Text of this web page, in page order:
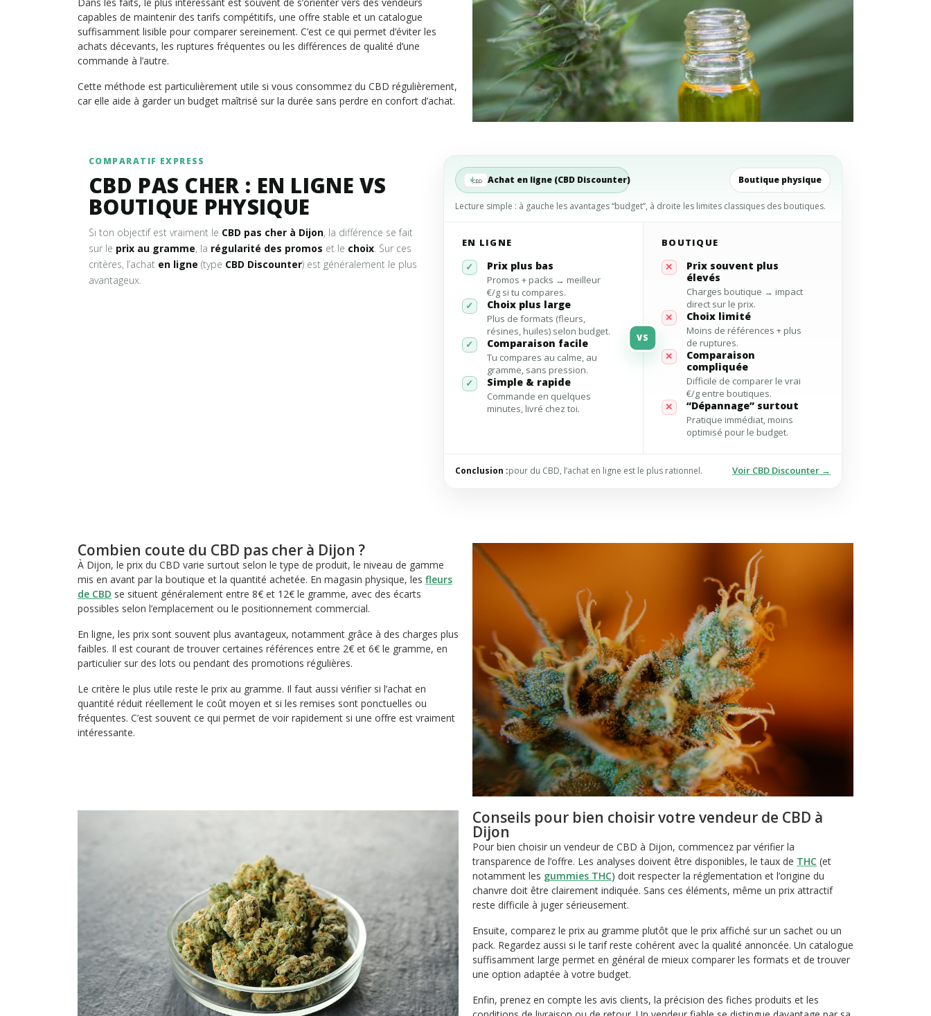
capables de maintenir des tarifs compétitifs, une offre stable et un catalogue
suffisamment lisible pour comparer sereinement. C’est ce qui permet d’éviter les
achats décevants, les ruptures fréquentes ou les différences de qualité d’une
commande à l’autre.
Cette méthode est particulièrement utile si vous consommez du CBD régulièrement,
car elle aide à garder un budget maîtrisé sur la durée sans perdre en confort d’achat.
COMPARATIF EXPRESS
CBD PAS CHER : EN LIGNE VS
BOUTIQUE PHYSIQUE
Si ton objectif est vraiment le CBD pas cher à Dijon, la différence se fait
sur le prix au gramme, la régularité des promos et le choix. Sur ces
critères, l’achat en ligne (type CBD Discounter) est généralement le plus
avantageux.
Achat en ligne (CBD Discounter) Boutique physique
Lecture simple : à gauche les avantages “budget”, à droite les limites classiques des boutiques.
VS
EN LIGNE
✓
Prix plus bas
Promos + packs → meilleur
€/g si tu compares.
✓
Choix plus large
Plus de formats (fleurs,
résines, huiles) selon budget.
✓
Comparaison facile
Tu compares au calme, au
gramme, sans pression.
✓
Simple & rapide
Commande en quelques
minutes, livré chez toi.
BOUTIQUE
✕
Prix souvent plus
élevés
Charges boutique → impact
direct sur le prix.
✕
Choix limité
Moins de références + plus
de ruptures.
✕
Comparaison
compliquée
Difficile de comparer le vrai
€/g entre boutiques.
✕
“Dépannage” surtout
Pratique immédiat, moins
optimisé pour le budget.
Conclusion :pour du CBD, l’achat en ligne est le plus rationnel. Voir CBD Discounter →
Combien coute du CBD pas cher à Dijon ?
À Dijon, le prix du CBD varie surtout selon le type de produit, le niveau de gamme
mis en avant par la boutique et la quantité achetée. En magasin physique, les fleurs
de CBD se situent généralement entre 8€ et 12€ le gramme, avec des écarts
possibles selon l’emplacement ou le positionnement commercial.
En ligne, les prix sont souvent plus avantageux, notamment grâce à des charges plus
faibles. Il est courant de trouver certaines références entre 2€ et 6€ le gramme, en
particulier sur des lots ou pendant des promotions régulières.
Le critère le plus utile reste le prix au gramme. Il faut aussi vérifier si l’achat en
quantité réduit réellement le coût moyen et si les remises sont ponctuelles ou
fréquentes. C’est souvent ce qui permet de voir rapidement si une offre est vraiment
intéressante.
Conseils pour bien choisir votre vendeur de CBD à
Dijon
Pour bien choisir un vendeur de CBD à Dijon, commencez par vérifier la
transparence de l’offre. Les analyses doivent être disponibles, le taux de THC (et
notamment les gummies THC) doit respecter la réglementation et l’origine du
chanvre doit être clairement indiquée. Sans ces éléments, même un prix attractif
reste difficile à juger sérieusement.
Ensuite, comparez le prix au gramme plutôt que le prix affiché sur un sachet ou un
pack. Regardez aussi si le tarif reste cohérent avec la qualité annoncée. Un catalogue
suffisamment large permet en général de mieux comparer les formats et de trouver
une option adaptée à votre budget.
Enfin, prenez en compte les avis clients, la précision des fiches produits et les